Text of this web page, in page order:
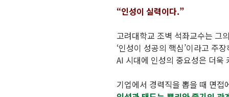
“인성이 실력이다.”
고려대학교 조벽 석좌교수는 그
‘인성이 성공의 핵심’이라고 주
AI 시대에 인성의 중요성은 더욱
기업에서 경력직을 뽑을 때 면